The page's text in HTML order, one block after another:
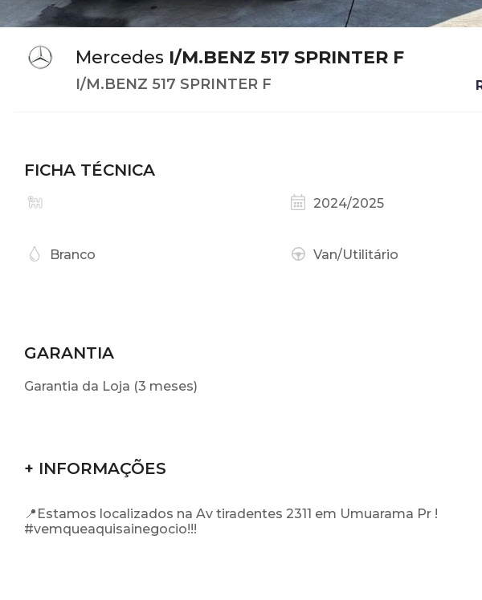
Mercedes I/M.BENZ 517 SPRINTER F
I/M.BENZ 517 SPRINTER F
FICHA TÉCNICA
2024/2025
Branco Van/Utilitário
GARANTIA
Garantia da Loja (3 meses)
+ INFORMAÇÕES
📍Estamos localizados na Av tiradentes 2311 em Umuarama Pr !
#vemqueaquisainegocio!!!